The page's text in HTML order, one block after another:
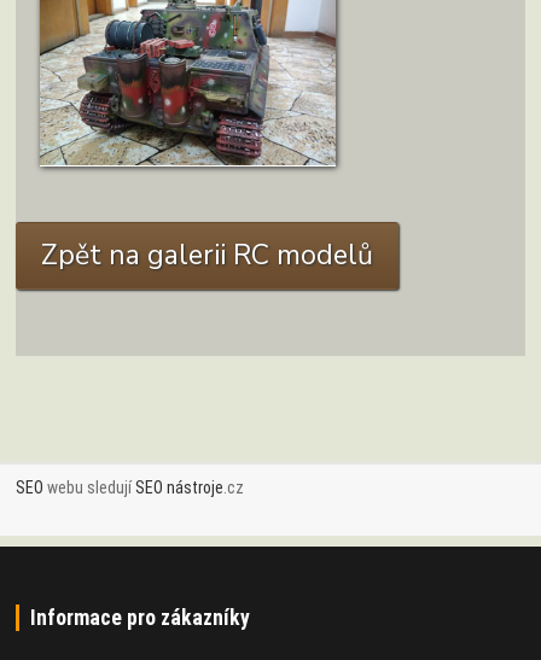
ZOBRAZIT DETAIL
Zpět na galerii RC modelů
SEO webu sledujíSEO nástroje .cz
Informace pro zákazníky